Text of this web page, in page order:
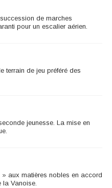
de marches
pour un escalier aérien.
terrain de jeu préféré des
jeunesse. La mise en
aux matières nobles en accord
la Vanoise.